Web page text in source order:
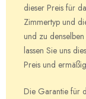
dieser Preis für
Zimmertyp und
und zu
lassen Sie uns
Preis und
Die Garantie für